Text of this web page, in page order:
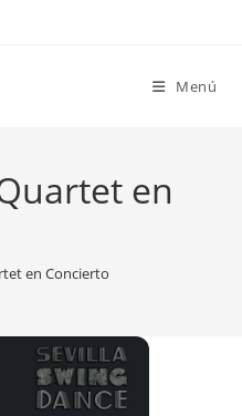
Menú
en
en Concierto